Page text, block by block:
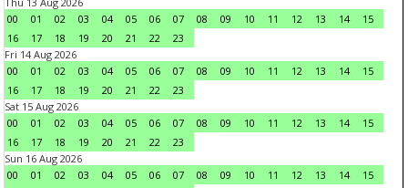
00
01 02 03 04 05 06 07 08 09 10 11 12 13 14
15
16
17 18 19 20 21 22
23
Fri 14 Aug 2026
00
01 02 03 04 05 06 07 08 09 10 11 12 13 14
15
16
17 18 19 20 21 22
23
Sat 15 Aug 2026
00
01 02 03 04 05 06 07 08 09 10 11 12 13 14
15
16
17 18 19 20 21 22
23
Sun 16 Aug 2026
00
01 02 03 04 05 06 07 08 09 10 11 12 13 14
15